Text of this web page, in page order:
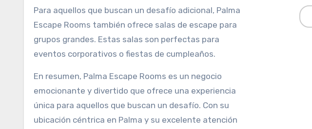
Para aquellos que buscan un desafío adicional, Palma
Escape Rooms también ofrece salas de escape para
grupos grandes. Estas salas son perfectas para
eventos corporativos o fiestas de cumpleaños.
En resumen, Palma Escape Rooms es un negocio
emocionante y divertido que ofrece una experiencia
única para aquellos que buscan un desafío. Con su
ubicación céntrica en Palma y su excelente atención